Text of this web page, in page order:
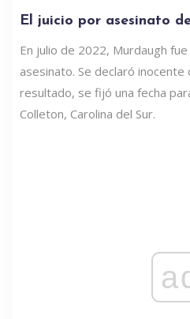
El juicio por asesinato
En julio de 2022, Murdaugh
asesinato. Se declaró inocente
resultado, se fijó una fecha
Colleton, Carolina del Sur.